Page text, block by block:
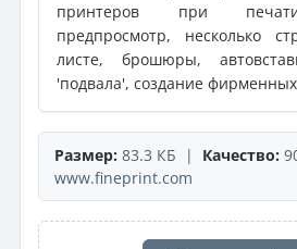
принтеров при
предпросмотр, несколько
листе, брошюры,
'подвала', создание
Размер: 83.3 КБ | Качество:
www.fineprint.com